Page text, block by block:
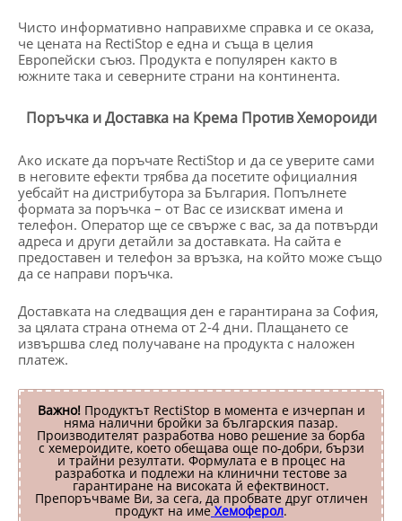
Чисто информативно направихме справка и се оказа,
че цената на RectiStop е една и съща в целия
Европейски съюз. Продукта е популярен както в
южните така и северните страни на континента.
Поръчка и Доставка на Крема Против Хемороиди
Ако искате да поръчате RectiStop и да се уверите сами
в неговите ефекти трябва да посетите официалния
уебсайт на дистрибутора за България. Попълнете
формата за поръчка – от Вас се изискват имена и
телефон. Оператор ще се свърже с вас, за да потвърди
адреса и други детайли за доставката. На сайта е
предоставен и телефон за връзка, на който може също
да се направи поръчка.
Доставката на следващия ден е гарантирана за София,
за цялата страна отнема от 2-4 дни. Плащането се
извършва след получаване на продукта с наложен
платеж.
Важно!Продуктът RectiStop в момента е изчерпан и
няма налични бройки за българския пазар.
Производителят разработва ново решение за борба
с хемероидите, което обещава още по-добри, бързи
и трайни резултати. Формулата е в процес на
разработка и подлежи на клинични тестове за
гарантиране на високата й ефектвиност.
Препоръчваме Ви, за сега, да пробвате друг отличен
продукт на имеХемоферол.